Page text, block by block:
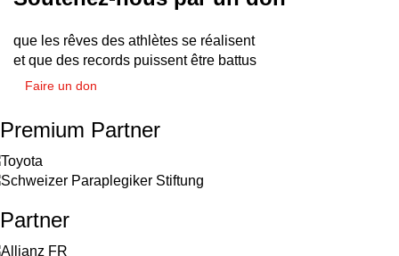
que les rêves des athlètes se réalisent
et que des records puissent être battus
Faire un don
Premium Partner
Partner